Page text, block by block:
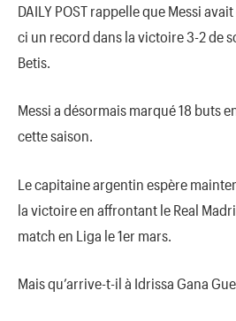
DAILY POST rappelle que Messi
ci un record dans la victoire 3-2 de
Betis.
Messi a désormais marqué 18 buts
cette saison.
Le capitaine argentin espère
la victoire en affrontant le Real
match en Liga le 1er mars.
Mais qu’arrive-t-il à Idrissa Gana